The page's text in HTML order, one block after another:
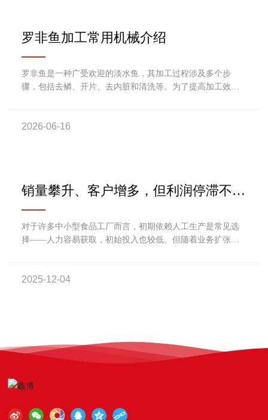
罗非鱼加工常用机械介绍
罗非鱼是一种广受欢迎的淡水鱼，其加工过程涉及多个步
骤，包括去鳞、开片、去内脏和清洗等。为了提高加工效
非鱼加工中常用的机械设备及其功能。
2026-06-16
销量攀升、客户增多，但利润停滞不
前？这可能是食品工厂的五大升级信号
对于许多中小型食品工厂而言，初期依赖人工生产是常见选
择——人力容易获取，初始投入也较低。但随着业务扩张与
2025-12-04